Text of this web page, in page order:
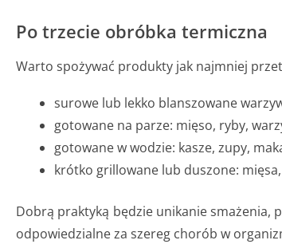
Po trzecie obróbka termiczna
Warto spożywać produkty jak najmniej
surowe lub lekko blanszowane
gotowane na parze: mięso, ryby,
gotowane w wodzie: kasze, zupy,
krótko grillowane lub duszone:
Dobrą praktyką będzie unikanie smażenia,
odpowiedzialne za szereg chorób w